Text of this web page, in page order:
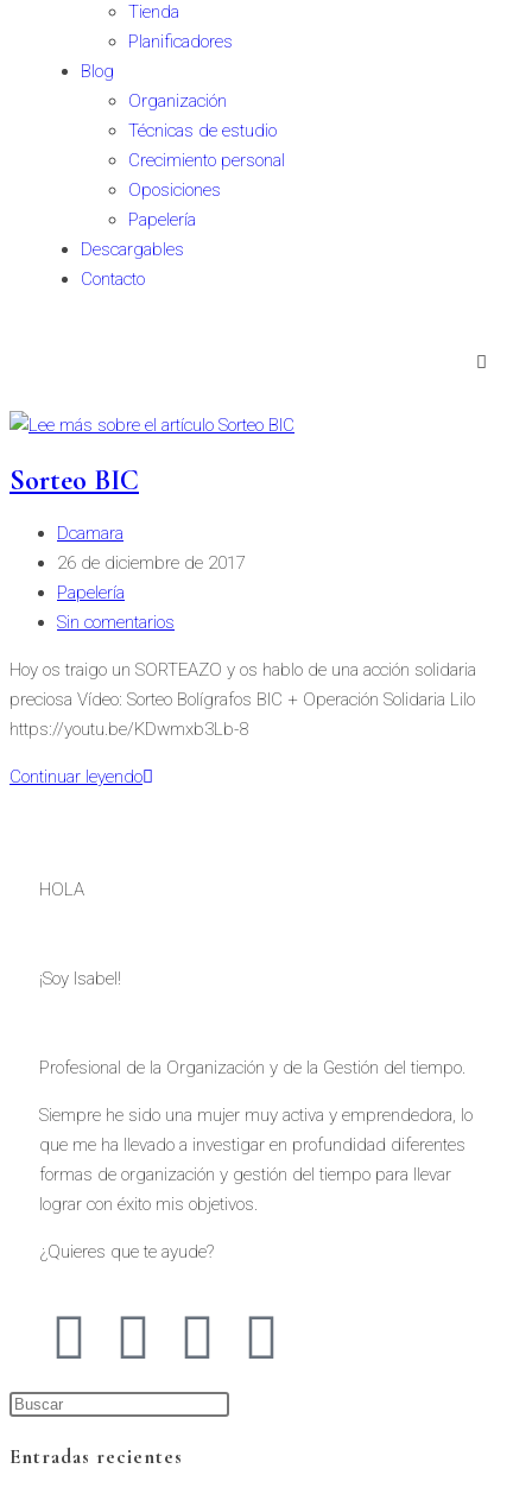
Tienda
Planificadores
Blog
Organización
Técnicas de estudio
Crecimiento personal
Oposiciones
Papelería
Descargables
Contacto
Sorteo BIC
Dcamara
26 de diciembre de 2017
Papelería
Sin comentarios
Hoy os traigo un SORTEAZO y os hablo de una acción solidaria
preciosa Vídeo: Sorteo Bolígrafos BIC + Operación Solidaria Lilo
https://youtu.be/KDwmxb3Lb-8
Continuar leyendo
HOLA
¡Soy Isabel!
Profesional de la Organización y de la Gestión del tiempo.
Siempre he sido una mujer muy activa y emprendedora, lo
que me ha llevado a investigar en profundidad diferentes
formas de organización y gestión del tiempo para llevar
lograr con éxito mis objetivos.
¿Quieres que te ayude?
Entradas recientes